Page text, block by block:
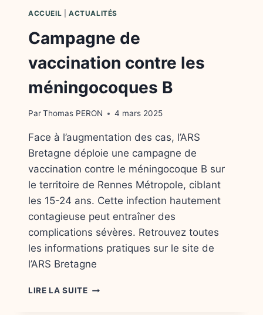
ACCUEIL ACTUALITÉS
Campagne de
vaccination contre les
méningocoques B
ParThomas PERON 4 mars 2025
Face à l’augmentation des cas, l’ARS
Bretagne déploie une campagne de
vaccination contre le méningocoque B sur
le territoire de Rennes Métropole, ciblant
les 15-24 ans. Cette infection hautement
contagieuse peut entraîner des
complications sévères. Retrouvez toutes
les informations pratiques sur le site de
l’ARS Bretagne
LIRE LA SUITECAMPAGNE